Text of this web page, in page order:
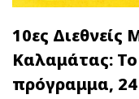
10ες Διεθνείς
Καλαμάτας:
πρόγραμμα,